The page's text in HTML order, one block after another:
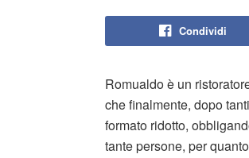
Condividi
Romualdo è un
che finalmente, dopo
formato ridotto,
tante persone, per